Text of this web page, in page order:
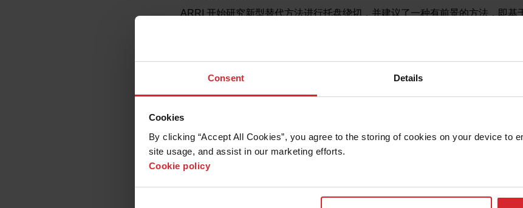
Consent Details
Cookies
By clicking “Accept All Cookies”, you agree to the storing of cookies on your device to
site usage, and assist in our marketing efforts.
Cookie policy
ARRI 开始研究新型替代方法进行托盘绕切，并建议了一种有前景的方法，即基
文件，以便新的工作单元可以无缝集成至习惯于对 CNC 机床工具进行编程的
他们引入了 Robotmaster®来解决编程问题。ARRI 评估过的任何其他软件都不
快速编程、模拟和代码生成，一个软件解决方案集成所有功能
简单的机器人程序修改和调整
Staubli Robotics 经理 Mike Ouren 评论道：